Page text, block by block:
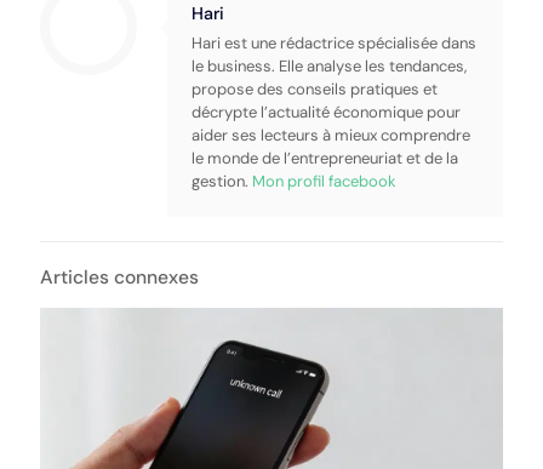
Hari
Hari est une rédactrice spécialisée dans
le business. Elle analyse les tendances,
propose des conseils pratiques et
décrypte l’actualité économique pour
aider ses lecteurs à mieux comprendre
le monde de l’entrepreneuriat et de la
gestion. Mon profil facebook
Articles connexes